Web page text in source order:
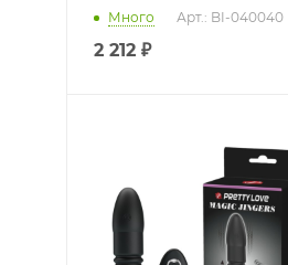
Много Арт.: BI-040040
2 212 ₽